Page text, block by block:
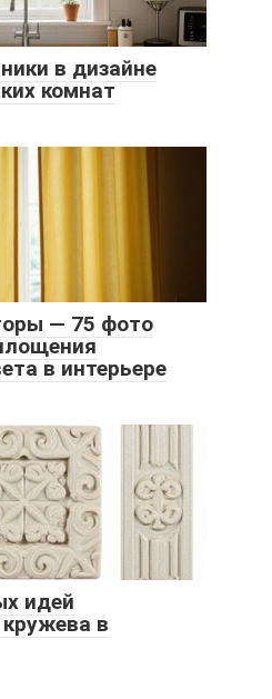
в дизайне
комнат
— 75 фото
в интерьере
идей
в